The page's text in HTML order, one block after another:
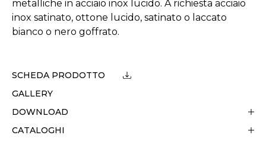
metalliche in acciaio inox lucido. A richiesta acciaio
inox satinato, ottone lucido, satinato o laccato
bianco o nero goffrato.
SCHEDA PRODOTTO
GALLERY
DOWNLOAD
CATALOGHI